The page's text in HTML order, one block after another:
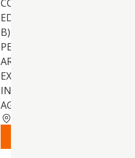
CONSTRUCCIONES Y
EDIFICACIONES DE
B) ADQUISICION, TENENCIA.
PERMUTA, COMPRAVENTA.
ARRENDAMIENTO Y
EXPLOTACION DE BIENES
INMUEBLES. C)
AGRICOLA.